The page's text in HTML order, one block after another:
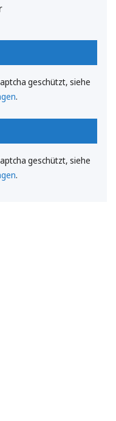
geschützt, siehe
.
geschützt, siehe
.